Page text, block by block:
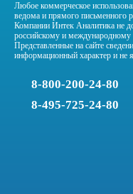
Любое коммерческое
ведома и прямого письменного
Компании Интек Аналитика не
российскому и международному
Представленные на сайте
информационный характер и не
8-800-200-24-80
8-495-725-24-80